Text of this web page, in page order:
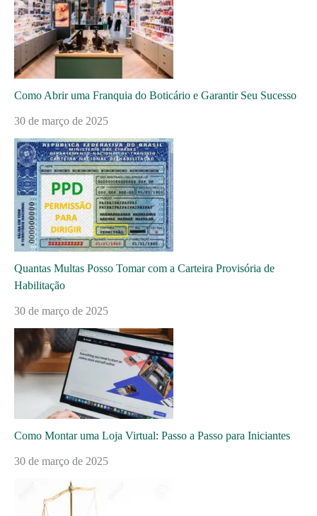
Como Abrir uma Franquia do Boticário e Garantir Seu Sucesso
30 de março de 2025
Quantas Multas Posso Tomar com a Carteira Provisória de
Habilitação
30 de março de 2025
Como Montar uma Loja Virtual: Passo a Passo para Iniciantes
30 de março de 2025